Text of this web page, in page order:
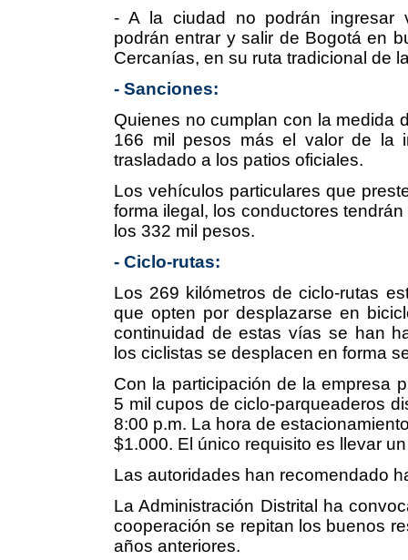
- A la ciudad no podrán ingresar
podrán entrar y salir de Bogotá en
Cercanías, en su ruta tradicional de
- Sanciones:
Quienes no cumplan con la medida
166 mil pesos más el valor de la
trasladado a los patios oficiales.
Los vehículos particulares que
forma ilegal, los conductores
los 332 mil pesos.
- Ciclo-rutas:
Los 269 kilómetros de ciclo-rutas
que opten por desplazarse en
continuidad de estas vías se han
los ciclistas se desplacen en forma
Con la participación de la empresa
5 mil cupos de ciclo-parqueaderos
8:00 p.m. La hora de
$1.000. El único requisito es llevar
Las autoridades han recomendado
La Administración Distrital ha
cooperación se repitan los buenos
años anteriores.